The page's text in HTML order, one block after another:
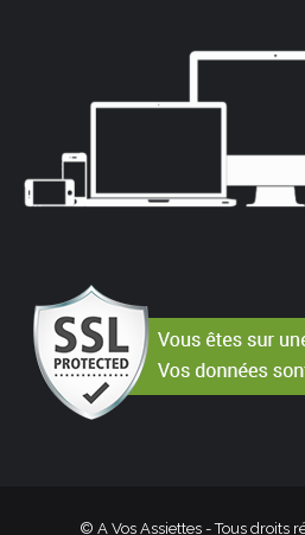
© A Vos Assiettes - Tous droits